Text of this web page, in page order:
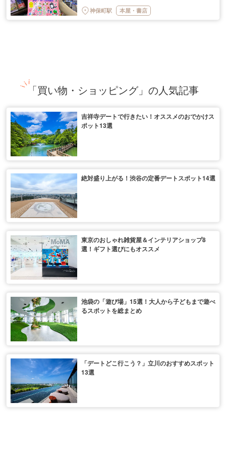
神保町駅 本屋・書店
「買い物・ショッピング」の人気記事
吉祥寺デートで行きたい！オススメのおでかけス
ポット13選
絶対盛り上がる！渋谷の定番デートスポット14選
東京のおしゃれ雑貨屋＆インテリアショップ8
選！ギフト選びにもオススメ
池袋の「遊び場」15選！大人から子どもまで遊べ
るスポットを総まとめ
「デートどこ行こう？」立川のおすすめスポット
13選